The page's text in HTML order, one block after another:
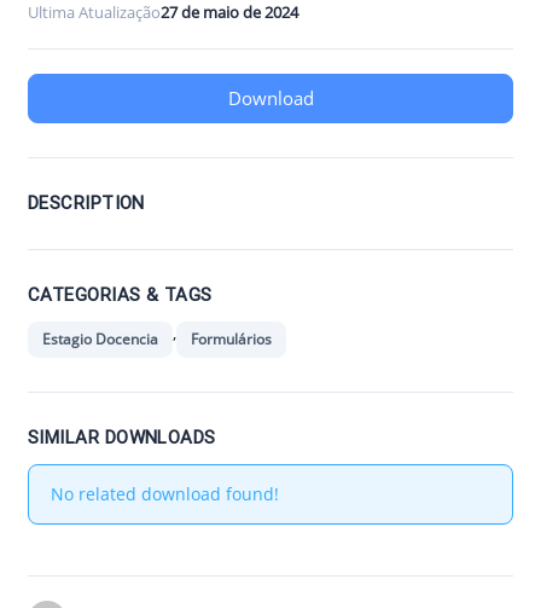
Ultima Atualização27 de maio de 2024
Download
DESCRIPTION
CATEGORIAS & TAGS
Estagio Docencia , Formulários
SIMILAR DOWNLOADS
No related download found!